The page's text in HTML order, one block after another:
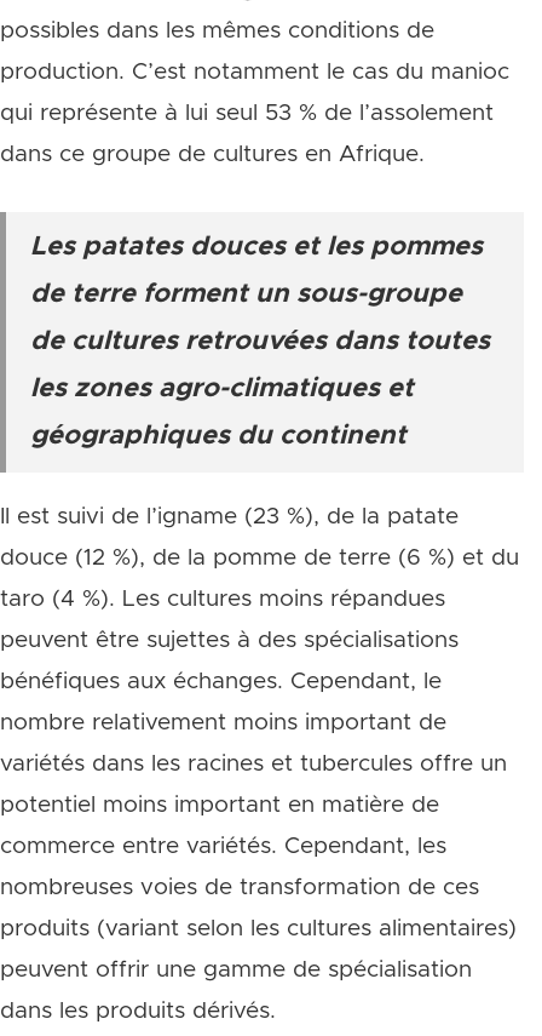
possibles dans les mêmes conditions de
production. C’est notamment le cas du manioc
qui représente à lui seul 53 % de l’assolement
dans ce groupe de cultures en Afrique.
Les patates douces et les pommes
de terre forment un sous-groupe
de cultures retrouvées dans toutes
les zones agro-climatiques et
géographiques du continent
Il est suivi de l’igname (23 %), de la patate
douce (12 %), de la pomme de terre (6 %) et du
taro (4 %). Les cultures moins répandues
peuvent être sujettes à des spécialisations
bénéfiques aux échanges. Cependant, le
nombre relativement moins important de
variétés dans les racines et tubercules offre un
potentiel moins important en matière de
commerce entre variétés. Cependant, les
nombreuses voies de transformation de ces
produits (variant selon les cultures alimentaires)
peuvent offrir une gamme de spécialisation
dans les produits dérivés.